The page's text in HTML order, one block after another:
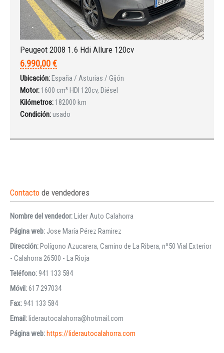
Peugeot 2008 1.6 Hdi Allure 120cv
6.990,00 €
Ubicación:España / Asturias / Gijón
Motor: 1600 cm³ HDI 120cv, Diésel
Kilómetros: 182000 km
Condición:usado
Contacto de vendedores
Nombre del vendedor:Lider Auto Calahorra
Página web:Jose María Pérez Ramirez
Dirección:Polígono Azucarera, Camino de La Ribera, nº50 Vial Exterior
- Calahorra 26500 - La Rioja
Teléfono:941 133 584
Móvil:617 297034
Fax:941 133 584
Email:liderautocalahorra@hotmail.com
Página web:https://liderautocalahorra.com